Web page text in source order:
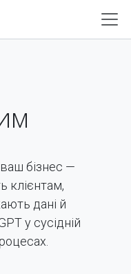
бізнес —
клієнтам,
дані й
у сусідній